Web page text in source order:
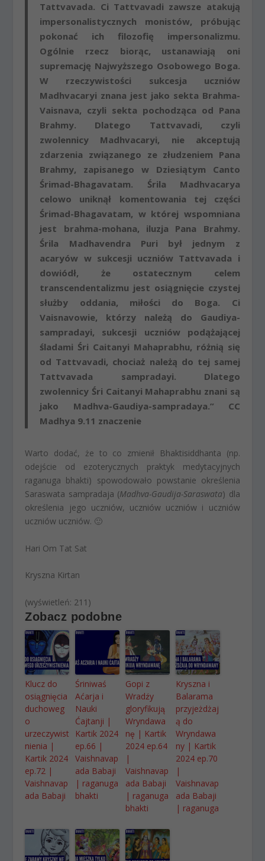
Tattvavada. Ci Tattvavadi zawsze atakują
impersonalistycznych monistów, próbując
pokonać ich filozofię impersonalizmu.
Ogólnie rzecz biorąc, ustanawiają oni
supremację Najwyższego Osobowego Boga.
W rzeczywistości sukcesja uczniów
Madhvacaryi znana jest jako sekta Brahma-
Vaisnava, czyli sekta pochodząca od Pana
Brahmy. Dlatego Tattvavadi, czyli
zwolennicy Madhvacaryi, nie akceptują
zdarzenia związanego ze złudzeniem Pana
Brahmy, zapisanego w Dziesiątym Canto
Śrimad-Bhagavatam. Śrila Madhvacarya
celowo uniknął komentowania tej części
Śrimad-Bhagavatam, w której wspomniana
jest brahma-mohana, iluzja Pana Brahmy.
Śrila Madhavendra Puri był jednym z
acaryów w sukcesji uczniów Tattvavada i
dowiódł, że ostatecznym celem
transcendentalizmu jest osiągnięcie czystej
służby oddania, miłości do Boga. Ci
Vaisnavowie, którzy należą do Gaudiya-
sampradayi, sukcesji uczniów podążającej
śladami Śri Caitanyi Mahaprabhu, różnią się
od Tattvavadi, chociaż należą do tej samej
Tattvavada sampradayi. Dlatego
zwolennicy Śri Caitanyi Mahaprabhu znani są
jako Madhva-Gaudiya-sampradaya.” CC
Madhya 9.11 znaczenie
Warto dodać, że to co zmienił Bhaktisiddhanta (np.
odejście od ezoterycznych praktyk medytacyjnych
raganuga bhakti) spowodowało powstanie określenia
Saraswata sampradaja (Madhva-Gaudija-Saraswata) dla
określenia jego uczniów, uczniów uczniów i uczniów
uczniów uczniów. 🙂
Hari Om Tat Sat
Kryszna Kirtan
(wyświetleń: 211)
Zobacz podobne
Klucz do
osiągnięcia
duchoweg
o
urzeczywist
nienia |
Kartik 2024
ep.72 |
Vaishnavap
ada Babaji
Śriniwaś
Aćarja i
Nauki
Ćajtanji |
Kartik 2024
ep.66 |
Vaishnavap
ada Babaji
| raganuga
bhakti
Gopi z
Wradźy
gloryfikują
Wryndawa
nę | Kartik
2024 ep.64
|
Vaishnavap
ada Babaji
| raganuga
bhakti
Kryszna i
Balarama
przyjeżdżaj
ą do
Wryndawa
ny | Kartik
2024 ep.70
|
Vaishnavap
ada Babaji
| raganuga